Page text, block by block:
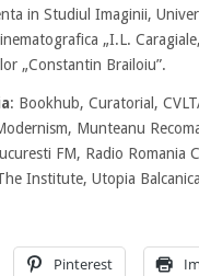
in Studiul Imaginii,
„I.L.
„Constantin Brailoiu”.
: Bookhub, Curatorial,
Munteanu
FM, Radio Romania
Institute, Utopia
Pinterest